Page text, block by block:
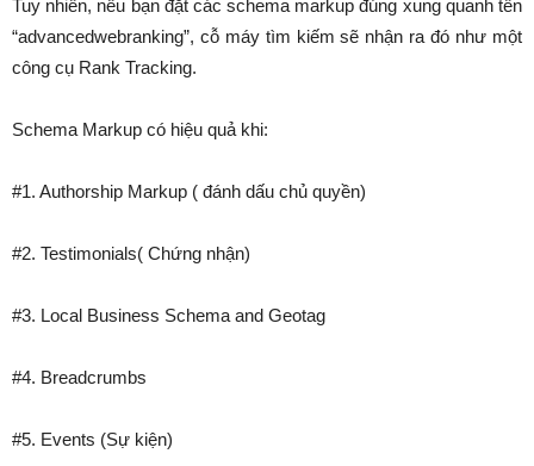
Tuy nhiên, nếu bạn đặt các schema markup đúng xung quanh tên
“advancedwebranking”, cỗ máy tìm kiếm sẽ nhận ra đó như một
công cụ Rank Tracking.
Schema Markup có hiệu quả khi:
#1. Authorship Markup ( đánh dấu chủ quyền)
#2. Testimonials( Chứng nhận)
#3. Local Business Schema and Geotag
#4. Breadcrumbs
#5. Events (Sự kiện)